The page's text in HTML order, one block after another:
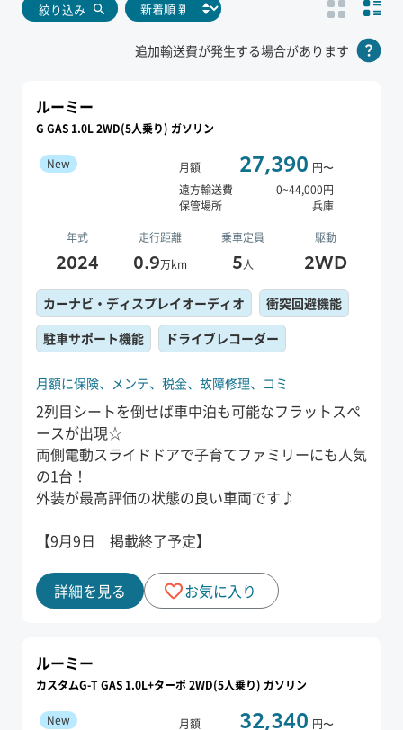
絞り込み
追加輸送費が発生する場合があります
ルーミー
G GAS 1.0L 2WD(5人乗り) ガソリン
New 月額 27,390 円〜
遠方輸送費
0~44,000円
保管場所
兵庫
年式 走行距離 乗車定員 駆動
2024 0.9万km 5人 2WD
月額に保険、 メンテ、 税金、 故障修理、 コミ
2列目シートを倒せば車中泊も可能なフラットスペ
ースが出現☆
両側電動スライドドアで子育てファミリーにも人気
の1台！
外装が最高評価の状態の良い車両です♪
【9月9日 掲載終了予定】
カーナビ・ディスプレイオーディオ
衝突回避機能
駐車サポート機能
ドライブレコーダー
詳細を見る お気に入り
ルーミー
カスタムG-T GAS 1.0L+ターボ 2WD(5人乗り) ガソリン
New 月額 32,340 円〜